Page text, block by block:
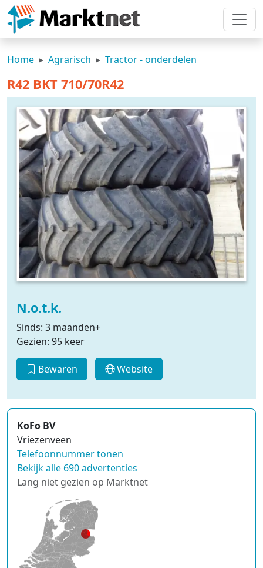
Home Agrarisch Tractor - onderdelen
R42 BKT 710/70R42
N.o.t.k.
Sinds: 3 maanden+
Gezien: 95 keer
Bewaren Website
KoFo BV
Vriezenveen
Telefoonnummer tonen
Bekijk alle 690 advertenties
Lang niet gezien op Marktnet